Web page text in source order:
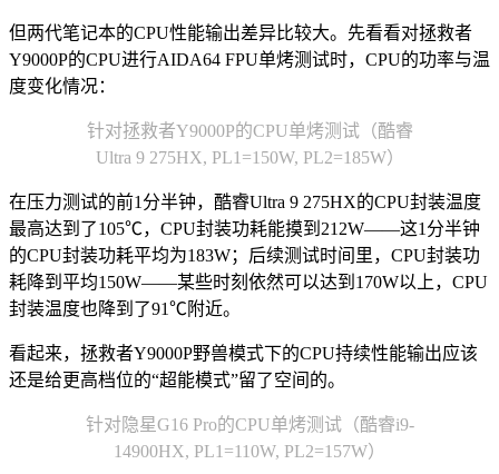
但两代笔记本的CPU性能输出差异比较大。先看看对拯救者
Y9000P的CPU进行AIDA64 FPU单烤测试时，CPU的功率与温
度变化情况：
针对拯救者Y9000P的CPU单烤测试（酷睿
Ultra 9 275HX, PL1=150W, PL2=185W）
在压力测试的前1分半钟，酷睿Ultra 9 275HX的CPU封装温度
最高达到了105℃，CPU封装功耗能摸到212W——这1分半钟
的CPU封装功耗平均为183W；后续测试时间里，CPU封装功
耗降到平均150W——某些时刻依然可以达到170W以上，CPU
封装温度也降到了91℃附近。
看起来，拯救者Y9000P野兽模式下的CPU持续性能输出应该
还是给更高档位的“超能模式”留了空间的。
针对隐星G16 Pro的CPU单烤测试（酷睿i9-
14900HX, PL1=110W, PL2=157W）